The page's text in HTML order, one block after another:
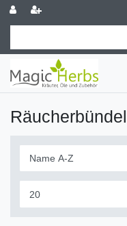
Räucherbündel